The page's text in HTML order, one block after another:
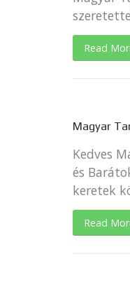
Read
Magyar
Kedves
és
keretek
Read